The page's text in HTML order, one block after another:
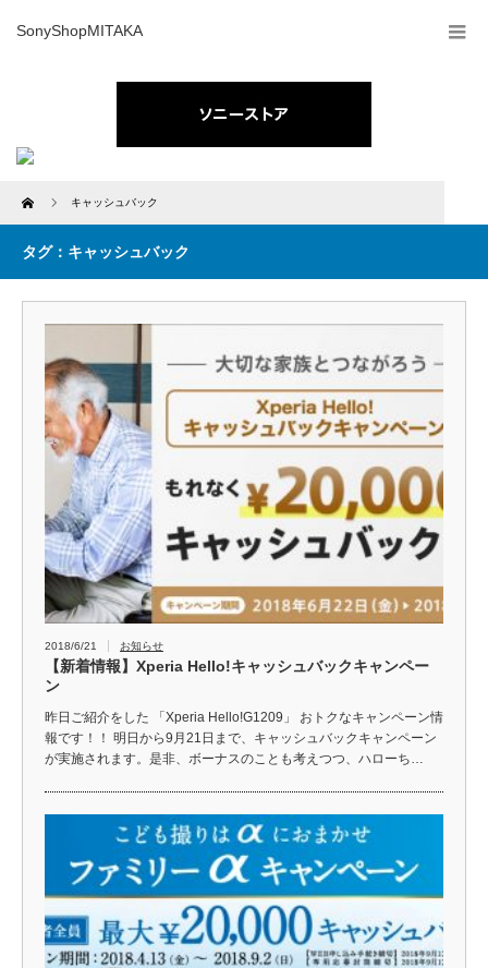
SonyShopMITAKA
Home キャッシュバック
タグ：キャッシュバック
2018/6/21 お知らせ
【新着情報】Xperia Hello!キャッシュバックキャンペー
ン
昨日ご紹介をした 「Xperia Hello!G1209」 おトクなキャンペーン情
報です！！ 明日から9月21日まで、キャッシュバックキャンペーン
が実施されます。是非、ボーナスのことも考えつつ、ハローち…